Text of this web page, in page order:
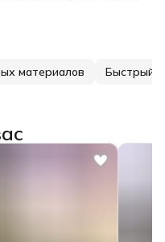
материалов Быстрый